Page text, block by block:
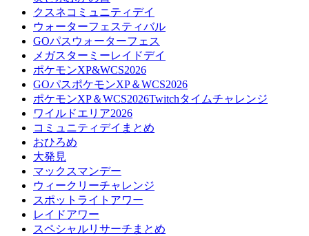
クスネコミュニティデイ
ウォーターフェスティバル
GOパスウォーターフェス
メガスターミーレイドデイ
ポケモンXP&WCS2026
GOパスポケモンXP＆WCS2026
ポケモンXP＆WCS2026Twitchタイムチャレンジ
ワイルドエリア2026
コミュニティデイまとめ
おひろめ
大発見
マックスマンデー
ウィークリーチャレンジ
スポットライトアワー
レイドアワー
スペシャルリサーチまとめ